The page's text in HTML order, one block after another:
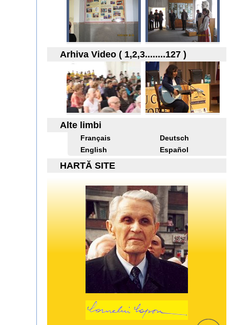
Arhiva Video ( 1,2,3........127 )
Alte limbi
Français
Deutsch
English
Español
HARTĂ SITE